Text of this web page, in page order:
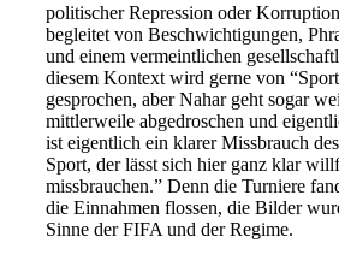
politischer Repression oder
begleitet von Beschwichtigungen,
und einem vermeintlichen
diesem Kontext wird gerne von
gesprochen, aber Nahar geht sogar
mittlerweile abgedroschen und
ist eigentlich ein klarer Missbrauch
Sport, der lässt sich hier ganz klar
missbrauchen.” Denn die Turniere
die Einnahmen flossen, die Bilder
Sinne der FIFA und der Regime.